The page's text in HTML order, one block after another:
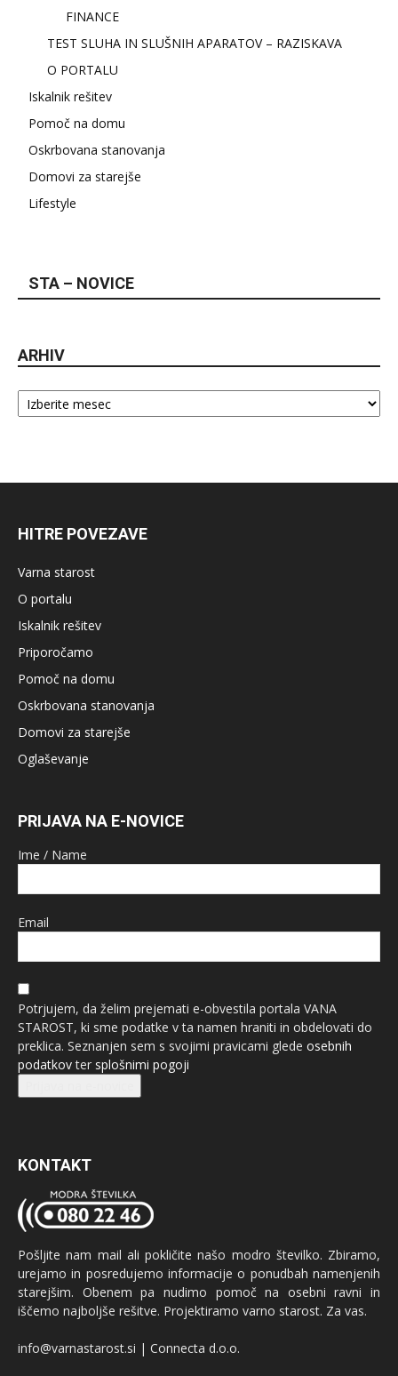
FINANCE
TEST SLUHA IN SLUŠNIH APARATOV – RAZISKAVA
O PORTALU
Iskalnik rešitev
Pomoč na domu
Oskrbovana stanovanja
Domovi za starejše
Lifestyle
STA – NOVICE
ARHIV
Arhiv
HITRE POVEZAVE
Varna starost
O portalu
Iskalnik rešitev
Priporočamo
Pomoč na domu
Oskrbovana stanovanja
Domovi za starejše
Oglaševanje
PRIJAVA NA E-NOVICE
Ime / Name
Email
Potrjujem, da želim prejemati e-obvestila portala VANA
STAROST, ki sme podatke v ta namen hraniti in obdelovati do
preklica. Seznanjen sem s svojimi pravicami glede osebnih
podatkovter splošnimi pogoji
KONTAKT
Pošljite nam mail ali pokličite našo modro številko. Zbiramo,
urejamo in posredujemo informacije o ponudbah namenjenih
starejšim. Obenem pa nudimo pomoč na osebni ravni in
iščemo najboljše rešitve. Projektiramo varno starost. Za vas.
info@varnastarost.si | Connecta d.o.o.